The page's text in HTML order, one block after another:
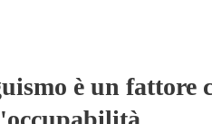
è un fattore